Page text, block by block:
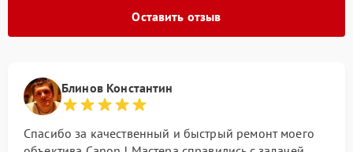
Оставить отзыв
Блинов Константин
Спасибо за качественный и быстрый ремонт моего